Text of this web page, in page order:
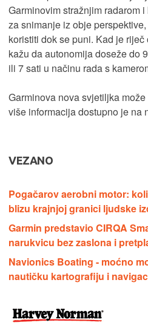
Garminovim stražnjim radarom
za snimanje iz obje
koristiti dok se puni. Kad je
kažu da autonomija doseže do
ili 7 sati u načinu rada s
Garminova nova svjetiljka
više informacija dostupno je na
VEZANO
Pogačarov aerobni motor:
blizu krajnjoj granici ljudske
Garmin predstavio CIRQA
narukvicu bez zaslona i
Navionics Boating - moćno
nautičku kartografiju i